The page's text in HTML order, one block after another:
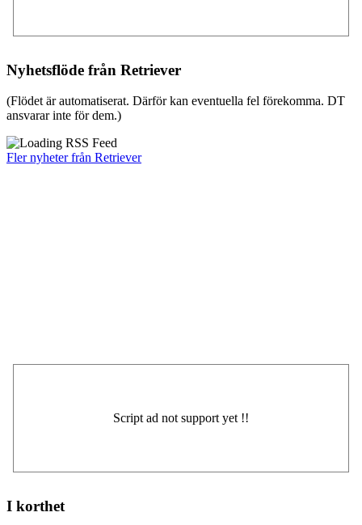
Nyhetsflöde från Retriever
(Flödet är automatiserat. Därför kan eventuella fel förekomma. DT
ansvarar inte för dem.)
Fler nyheter från Retriever
I korthet